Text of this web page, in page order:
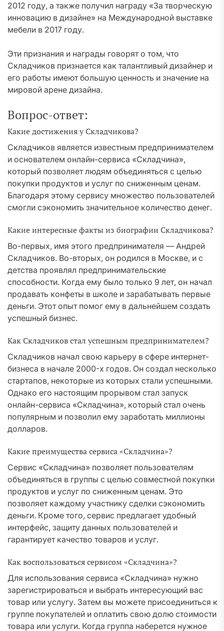
2012 году, а также получил награду «За творческую
инновацию в дизайне» на Международной выставке
мебели в 2017 году.
Эти признания и награды говорят о том, что
Складчиков признается как талантливый дизайнер и
его работы имеют большую ценность и значение на
мировой арене дизайна.
Вопрос-ответ:
Какие достижения у Складчикова?
Складчиков является известным предпринимателем
и основателем онлайн-сервиса «Складчина»,
который позволяет людям объединяться с целью
покупки продуктов и услуг по сниженным ценам.
Благодаря этому сервису множество пользователей
смогли сэкономить значительное количество денег.
Какие интересные факты из биографии Складчикова?
Во-первых, имя этого предпринимателя — Андрей
Складчиков. Во-вторых, он родился в Москве, и с
детства проявлял предпринимательские
способности. Когда ему было только 9 лет, он начал
продавать конфеты в школе и зарабатывать первые
деньги. Этот опыт помог ему в дальнейшем создать
успешный бизнес.
Как Складчиков стал успешным предпринимателем?
Складчиков начал свою карьеру в сфере интернет-
бизнеса в начале 2000-х годов. Он создал несколько
стартапов, некоторые из которых стали успешными.
Однако его настоящим прорывом стал запуск
онлайн-сервиса «Складчина», который стал очень
популярным и позволил ему заработать миллионы
долларов.
Какие преимущества сервиса «Складчина»?
Сервис «Складчина» позволяет пользователям
объединяться в группы с целью совместной покупки
продуктов и услуг по сниженным ценам. Это
позволяет каждому участнику сделки сэкономить
деньги. Кроме того, сервис предлагает удобный
интерфейс, защиту данных пользователей и
гарантирует качество товаров и услуг.
Как воспользоваться сервисом «Складчина»?
Для использования сервиса «Складчина» нужно
зарегистрироваться и выбрать интересующий вас
товар или услугу. Затем вы можете присоединиться к
группе покупателей и оплатить свою долю стоимости
товара или услуги. Когда группа наберется нужное